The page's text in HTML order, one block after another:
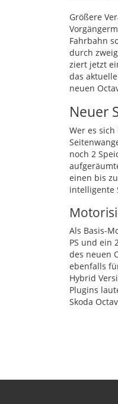
Größere
Fahrbahn
durch
ziert jetzt
das
neuen
Neuer
Wer es
noch 2
einen bis
intelligente
Als Basis-
PS und ein
des neuen
ebenfalls
Hybrid
Plugins
Skoda